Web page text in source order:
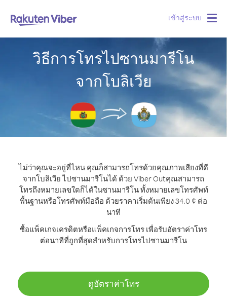
เข้าสู่ระบบ
วิธีการโทรไปซานมารีโน
จากโบลิเวีย
ไม่ว่าคุณจะอยู่ที่ไหน คุณก็สามารถโทรด้วยคุณภาพเสียงที่ดี
จากโบลิเวีย ไปซานมารีโนได้ ด้วย Viber Outคุณสามารถ
โทรถึงหมายเลขใดก็ได้ในซานมารีโน ทั้งหมายเลขโทรศัพท์
พื้นฐานหรือโทรศัพท์มือถือ ด้วยราคาเริ่มต้นเพียง 34.0 ¢ ต่อ
นาที
ซื้อแพ็คเกจเครดิตหรือแพ็คเกจการโทร เพื่อรับอัตราค่าโทร
ต่อนาทีที่ถูกที่สุดสำหรับการโทรไปซานมารีโน
ดูอัตราค่าโทร